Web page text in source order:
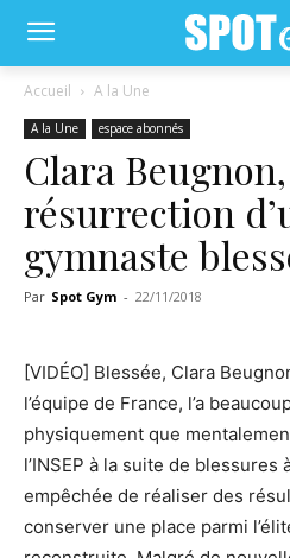
Accueil A la Une
A la Une espace abonnés
Clara
résurrection
gymnaste
Par Spot Gym - 22/11/2018
[VIDÉO] Blessée, Clara
l’équipe de France, l’a
physiquement que
l’INSEP à la suite de blessures
empêchée de réaliser des
conserver une place parmi